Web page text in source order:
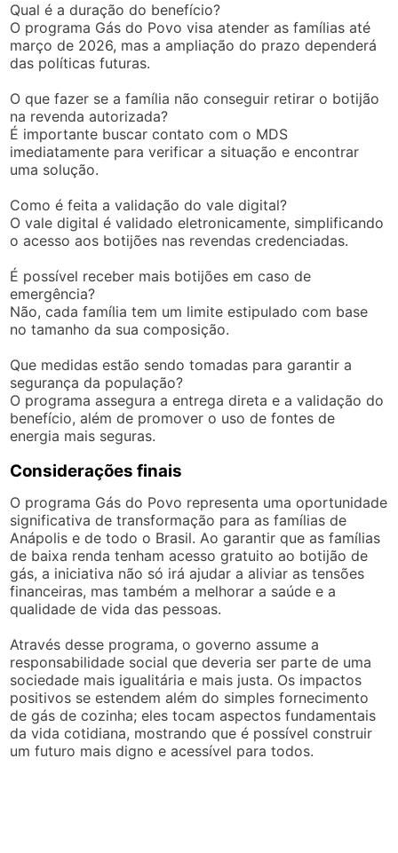
Qual é a duração do benefício?
O programa Gás do Povo visa atender as famílias até
março de 2026, mas a ampliação do prazo dependerá
das políticas futuras.
O que fazer se a família não conseguir retirar o botijão
na revenda autorizada?
É importante buscar contato com o MDS
imediatamente para verificar a situação e encontrar
uma solução.
Como é feita a validação do vale digital?
O vale digital é validado eletronicamente, simplificando
o acesso aos botijões nas revendas credenciadas.
É possível receber mais botijões em caso de
emergência?
Não, cada família tem um limite estipulado com base
no tamanho da sua composição.
Que medidas estão sendo tomadas para garantir a
segurança da população?
O programa assegura a entrega direta e a validação do
benefício, além de promover o uso de fontes de
energia mais seguras.
Considerações finais
O programa Gás do Povo representa uma oportunidade
significativa de transformação para as famílias de
Anápolis e de todo o Brasil. Ao garantir que as famílias
de baixa renda tenham acesso gratuito ao botijão de
gás, a iniciativa não só irá ajudar a aliviar as tensões
financeiras, mas também a melhorar a saúde e a
qualidade de vida das pessoas.
Através desse programa, o governo assume a
responsabilidade social que deveria ser parte de uma
sociedade mais igualitária e mais justa. Os impactos
positivos se estendem além do simples fornecimento
de gás de cozinha; eles tocam aspectos fundamentais
da vida cotidiana, mostrando que é possível construir
um futuro mais digno e acessível para todos.